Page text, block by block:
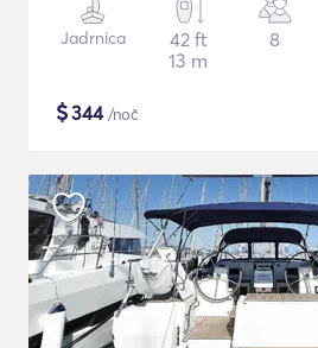
Jadrnica
42 ft
13 m
8
$344/noč